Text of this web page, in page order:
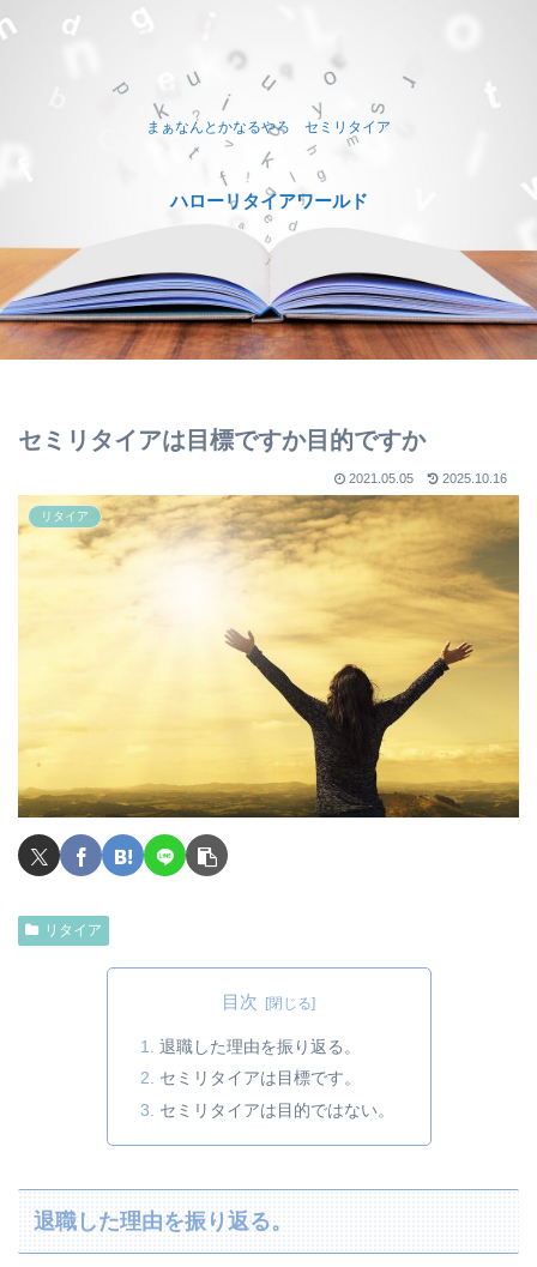
まぁなんとかなるやろ セミリタイア
ハローリタイアワールド
セミリタイアは目標ですか目的ですか
2021.05.05 2025.10.16
リタイア
リタイア
目次
退職した理由を振り返る。
セミリタイアは目標です。
セミリタイアは目的ではない。
退職した理由を振り返る。